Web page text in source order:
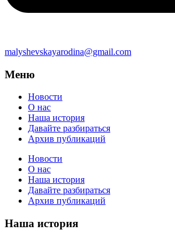
malyshevskayarodina@gmail.com
Меню
Новости
О нас
Наша история
Давайте разбираться
Архив публикаций
Новости
О нас
Наша история
Давайте разбираться
Архив публикаций
Наша история